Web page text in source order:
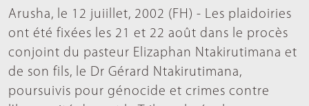
Arusha, le 12 juiillet, 2002 (FH) - Les plaidoiries
ont été fixées les 21 et 22 août dans le procès
conjoint du pasteur Elizaphan Ntakirutimana et
de son fils, le Dr Gérard Ntakirutimana,
poursuivis pour génocide et crimes contre